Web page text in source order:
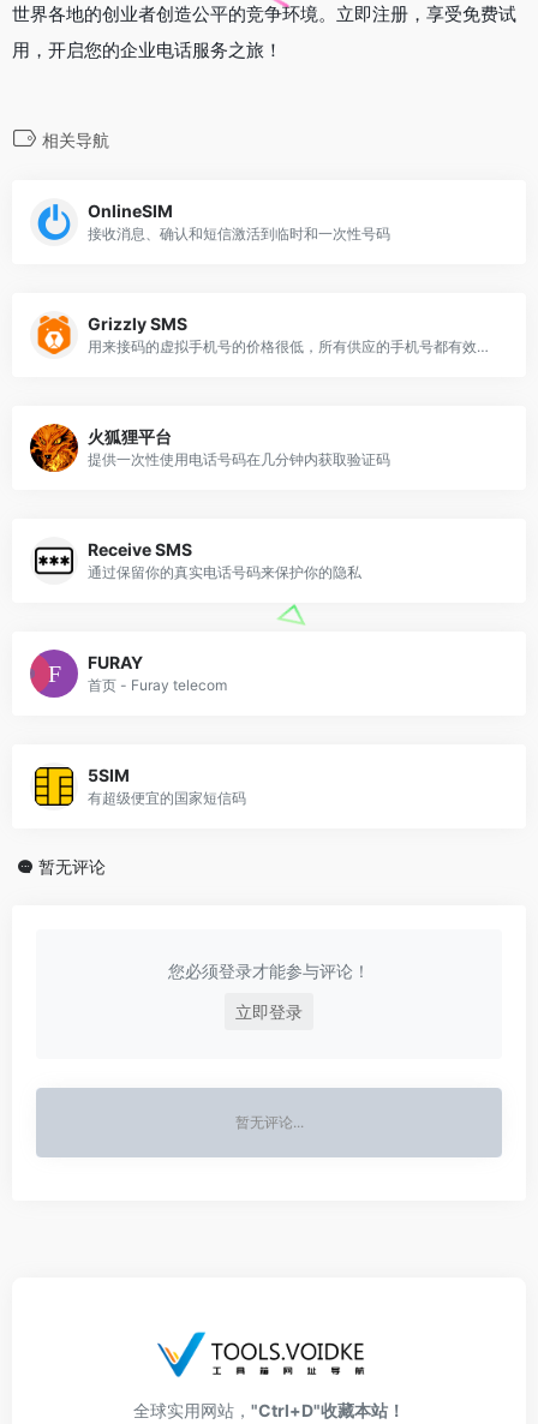
世界各地的创业者创造公平的竞争环境。立即注册，享受免费试
用，开启您的企业电话服务之旅！
相关导航
OnlineSIM
接收消息、确认和短信激活到临时和一次性号码
Grizzly SMS
用来接码的虚拟手机号的价格很低，所有供应的手机号都有效并能够接码
火狐狸平台
提供一次性使用电话号码在几分钟内获取验证码
Receive SMS
通过保留你的真实电话号码来保护你的隐私
FURAY
首页 - Furay telecom
5SIM
有超级便宜的国家短信码
暂无评论
您必须登录才能参与评论！
立即登录
暂无评论...
全球实用网站， "Ctrl+D"收藏本站！